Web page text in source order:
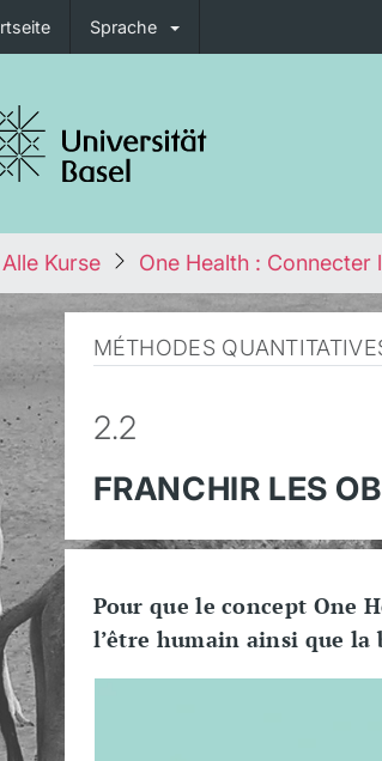
Sprache
Alle Kurse One Health :
MÉTHODES
2.2
FRANCHIR LES
Pour que le concept One
l’être humain ainsi que la